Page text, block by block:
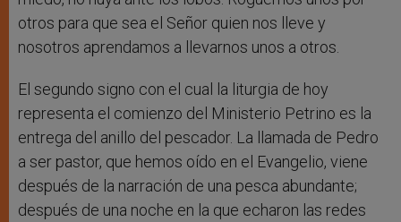
otros para que sea el Señor quien nos lleve y
nosotros aprendamos a llevarnos unos a otros.
El segundo signo con el cual la liturgia de hoy
representa el comienzo del Ministerio Petrino es la
entrega del anillo del pescador. La llamada de Pedro
a ser pastor, que hemos oído en el Evangelio, viene
después de la narración de una pesca abundante;
después de una noche en la que echaron las redes